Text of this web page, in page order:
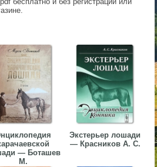
— Боташев
М.
Экстерьер лошади
— Красников А. С.